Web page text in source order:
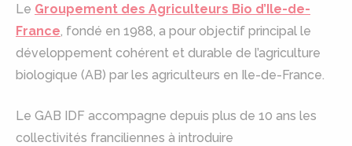
Le Groupement des Agriculteurs Bio d’Ile-de-
France, fondé en 1988, a pour objectif principal le
développement cohérent et durable de l’agriculture
biologique (AB) par les agriculteurs en Ile-de-France.
Le GAB IDF accompagne depuis plus de 10 ans les
collectivités franciliennes à introduire